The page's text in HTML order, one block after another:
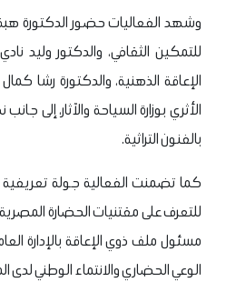
وشهد الفعاليات حضور الدكتورة هبة
للتمكين الثقافي، والدكتور وليد
الإعاقة الذهنية، والدكتورة رشا
الأثري بوزارة السياحة والآثار، إلى
بالفنون التراثية.
كما تضمنت الفعالية جولة
للتعرف على مقتنيات الحضارة
مسئول ملف ذوي الإعاقة بالإدارة
الوعي الحضاري والانتماء الوطني لدى